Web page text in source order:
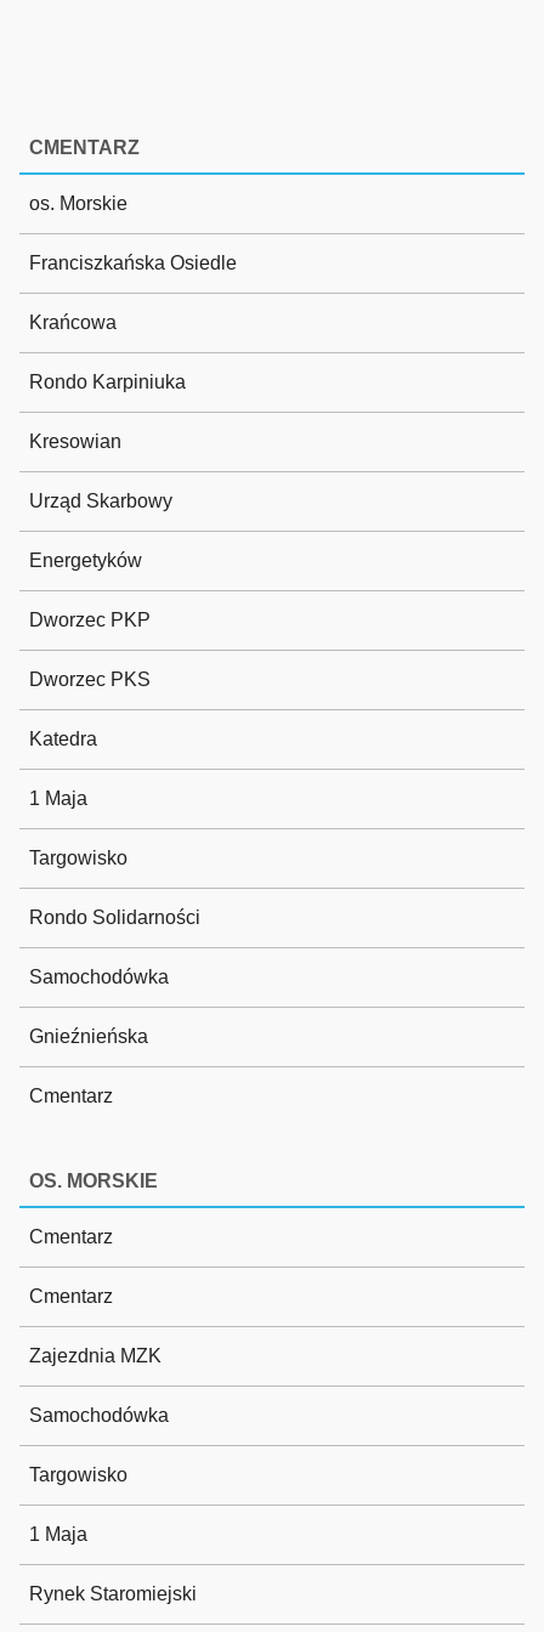
CMENTARZ
os. Morskie
Franciszkańska Osiedle
Krańcowa
Rondo Karpiniuka
Kresowian
Urząd Skarbowy
Energetyków
Dworzec PKP
Dworzec PKS
Katedra
1 Maja
Targowisko
Rondo Solidarności
Samochodówka
Gnieźnieńska
Cmentarz
OS. MORSKIE
Cmentarz
Cmentarz
Zajezdnia MZK
Samochodówka
Targowisko
1 Maja
Rynek Staromiejski